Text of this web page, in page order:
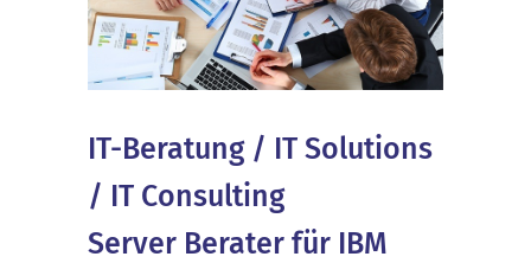
IT-Beratung / IT Solutions
/ IT Consulting
Server Berater für IBM